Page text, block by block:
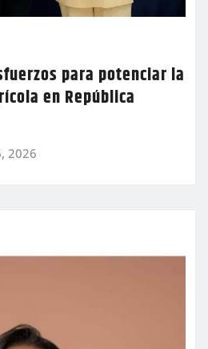
para potenciar la
en República
2026